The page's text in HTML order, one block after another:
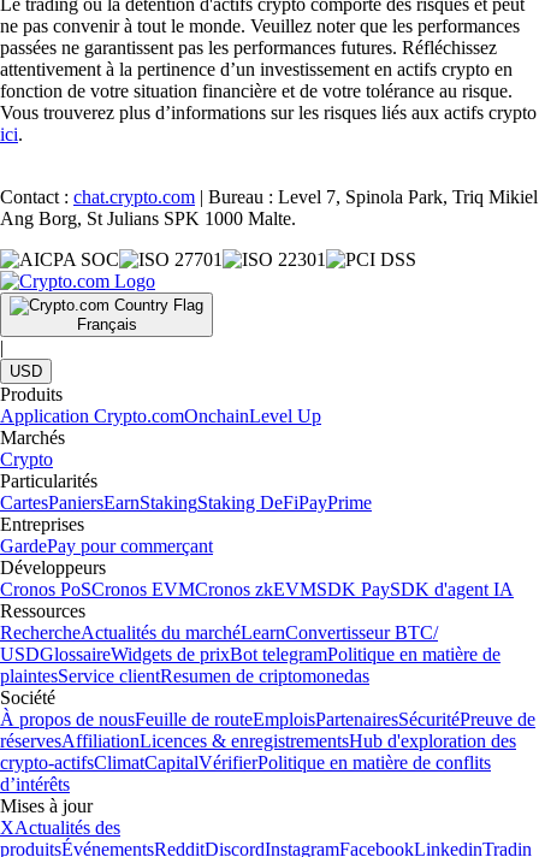
Le trading ou la détention d'actifs crypto comporte des risques et peut
ne pas convenir à tout le monde. Veuillez noter que les performances
passées ne garantissent pas les performances futures. Réfléchissez
attentivement à la pertinence d’un investissement en actifs crypto en
fonction de votre situation financière et de votre tolérance au risque.
Vous trouverez plus d’informations sur les risques liés aux actifs crypto
ici.
Contact : chat.crypto.com | Bureau : Level 7, Spinola Park, Triq Mikiel
Ang Borg, St Julians SPK 1000 Malte.
Français
|
USD
Produits
Application Crypto.comOnchainLevel Up
Marchés
Crypto
Particularités
CartesPaniersEarnStakingStaking DeFiPayPrime
Entreprises
GardePay pour commerçant
Développeurs
Cronos PoSCronos EVMCronos zkEVMSDK PaySDK d'agent IA
Ressources
RechercheActualités du marchéLearnConvertisseur BTC/
USDGlossaireWidgets de prixBot telegramPolitique en matière de
plaintesService clientResumen de criptomonedas
Société
À propos de nousFeuille de routeEmploisPartenairesSécuritéPreuve de
réservesAffiliationLicences & enregistrementsHub d'exploration des
crypto-actifsClimatCapitalVérifierPolitique en matière de conflits
d’intérêts
Mises à jour
XActualités des
produitsÉvénementsRedditDiscordInstagramFacebookLinkedinTradin